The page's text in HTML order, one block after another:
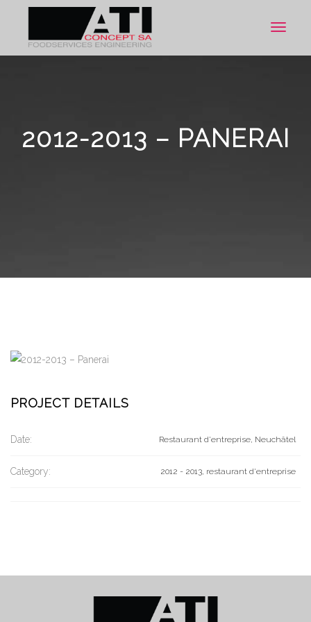
Toggle
2012-2013 – PANERAI
PROJECT DETAILS
Restaurant d'entreprise, Neuchâtel
Date:
2012 - 2013, restaurant d'entreprise
Category: